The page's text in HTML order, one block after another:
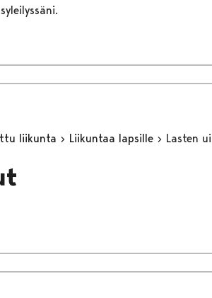
liikunta Liikuntaa lapsille Lasten